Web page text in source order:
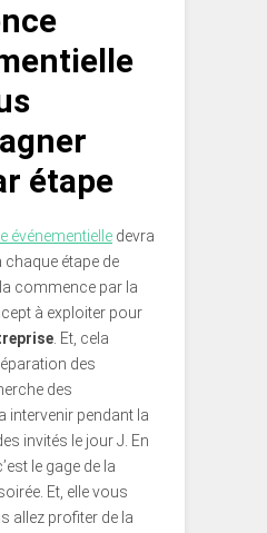
étape
événementielle devra
étape de
commence par la
à exploiter pour
. Et, cela
des
des
intervenir pendant la
invités le jour J. En
le gage de la
Et, elle vous
allez profiter de la